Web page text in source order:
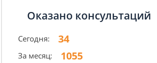
Оказано консультаций
Сегодня: 34
За месяц: 1055